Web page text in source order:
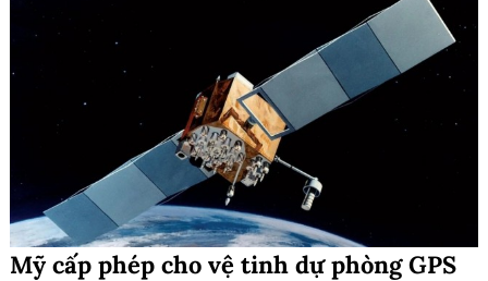
Mỹ cấp phép cho vệ tinh dự phòng GPS